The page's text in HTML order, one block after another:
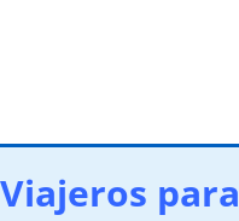
para